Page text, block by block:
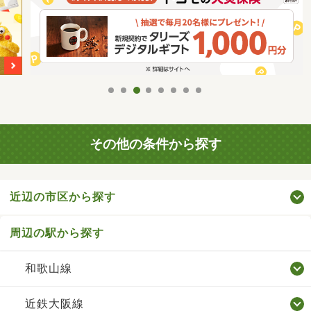
その他の条件から探す
近辺の市区から探す
周辺の駅から探す
和歌山線
近鉄大阪線